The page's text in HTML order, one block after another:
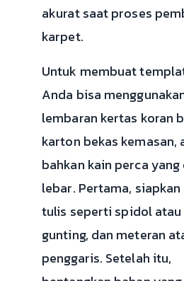
akurat saat proses
karpet.
Untuk membuat
Anda bisa
lembaran kertas koran
karton bekas kemasan,
bahkan kain perca yang
lebar. Pertama,
tulis seperti spidol atau
gunting, dan meteran
penggaris. Setelah itu,